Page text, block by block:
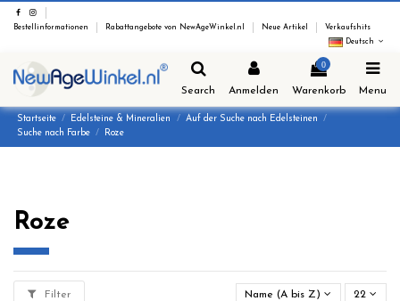
Bestellinformationen Rabattangebote von NewAgeWinkel.nl Neue Artikel
Verkaufshits
Deutsch
Search Anmelden
0
Warenkorb Menu
Startseite Edelsteine & Mineralien
Auf der Suche nach Edelsteinen
Suche nach Farbe
Roze
Roze
Filter Name (A bis Z) 22